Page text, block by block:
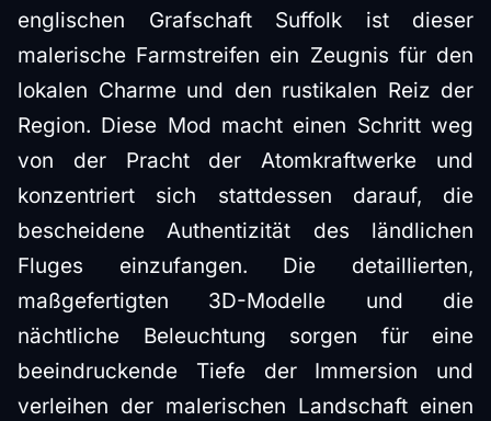
englischen Grafschaft Suffolk ist dieser
malerische Farmstreifen ein Zeugnis für den
lokalen Charme und den rustikalen Reiz der
Region. Diese Mod macht einen Schritt weg
von der Pracht der Atomkraftwerke und
konzentriert sich stattdessen darauf, die
bescheidene Authentizität des ländlichen
Fluges einzufangen. Die detaillierten,
maßgefertigten 3D-Modelle und die
nächtliche Beleuchtung sorgen für eine
beeindruckende Tiefe der Immersion und
verleihen der malerischen Landschaft einen